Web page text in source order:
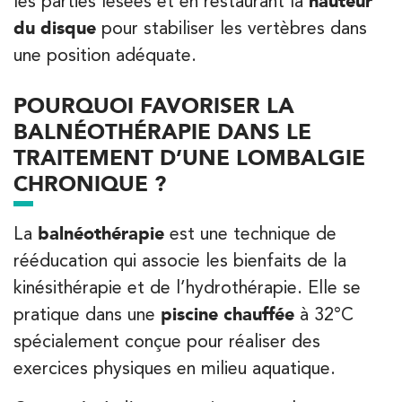
du disque pour stabiliser les vertèbres dans
une position adéquate.
POURQUOI FAVORISER LA
BALNÉOTHÉRAPIE DANS LE
TRAITEMENT D’UNE LOMBALGIE
CHRONIQUE ?
La balnéothérapie est une technique de
rééducation qui associe les bienfaits de la
kinésithérapie et de l’hydrothérapie. Elle se
pratique dans une piscine chauffée à 32°C
spécialement conçue pour réaliser des
exercices physiques en milieu aquatique.
APPELEZ UN INSTITUT IK
APPELEZ UN INSTITUT IK
PRENEZ RDV SUR
Koss Paris 8 – Haussmann
74 Bd Haussmann 75008 Paris
74 Bd Haussmann 75008 Paris
01 44 71 93 74
PRENEZ RDV SUR
PRENEZ RDV SUR
Kinésithérapie
IK Morangis – 91
Kinésithérapie Balnéothérapie